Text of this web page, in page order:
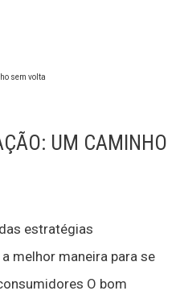
UM CAMINHO
estratégias
melhor maneira para se
O bom